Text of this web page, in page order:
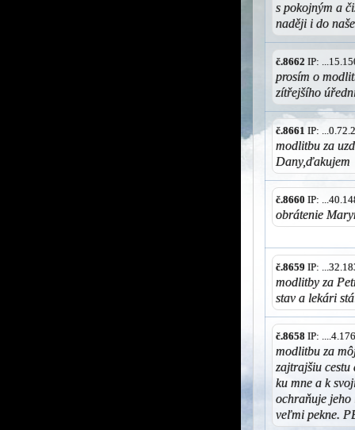
s pokojným a
naději i do
č.8662 IP:
prosím o
zítřejšího
č.8661 IP:
modlitbu za
Dany,ďakujem
č.8660 IP:
obrátenie
č.8659 IP:
modlitby za
stav a lekári
č.8658 IP:
modlitbu za
zajtrajšiu cestu
ku mne a k
ochraňuje jeho
veľmi pekne.